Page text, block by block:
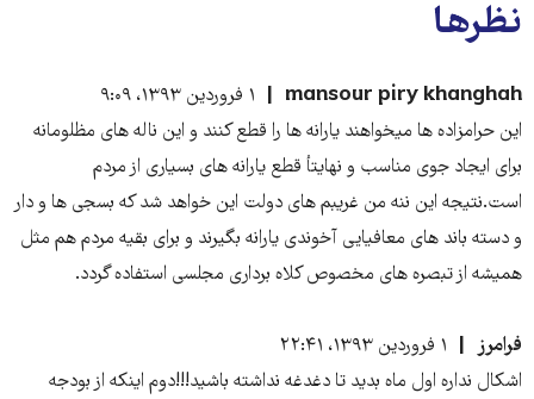
نظرها
mansour piry khanghah
۱ فروردین ۱۳۹۳، ۹:۰۹
این حرامزاده ها میخواهند یارانه ها را قطع کنند و این ناله های مظلومانه
برای ایجاد جوی مناسب و نهایتأ قطع یارانه های بسیاری از مردم
است.نتیجه این ننه من غریبم های دولت این خواهد شد که بسجی ها و دار
و دسته باند های معافیایی آخوندی یارانه بگیرند و برای بقیه مردم هم مثل
همیشه از تبصره های مخصوص کلاه برداری مجلسی استفاده گردد.
فرامرز
۱ فروردین ۱۳۹۳، ۲۲:۴۱
اشکال نداره اول ماه بدید تا دغدغه نداشته باشید!!!دوم اینکه از بودجه